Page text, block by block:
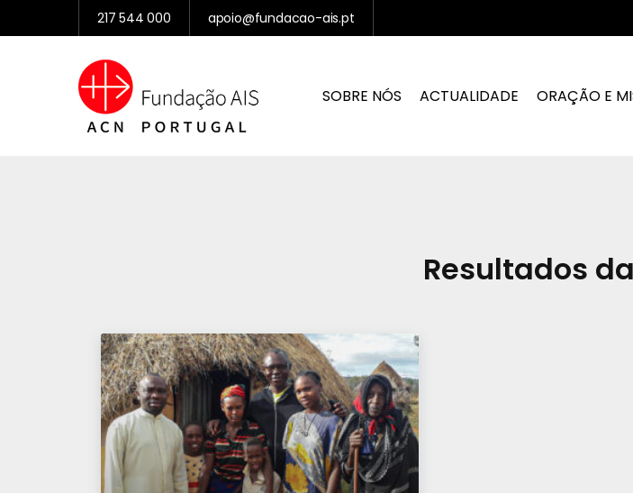
217 544 000 apoio@fundacao-ais.pt
SOBRE NÓS ACTUALIDADE ORAÇÃO E
Resultados